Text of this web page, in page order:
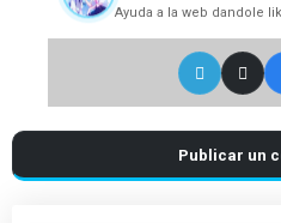
Ayuda a la web dandole
Publicar un